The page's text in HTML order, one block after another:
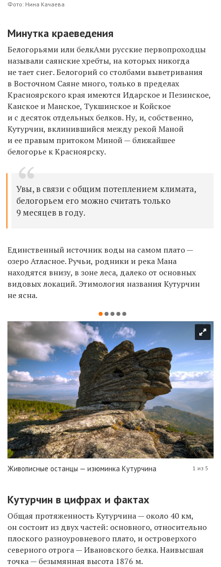
Фото: Нина Качаева
Минутка краеведения
Белогорьями или белкАми русские первопроходцы
называли саянские хребты, на которых никогда
не тает снег.Белогорий со столбами выветривания
в Восточном Саяне много, только в пределах
Красноярского края имеются Идарское и Пезинское,
Канское и Манское, Тукшинское иКойское
и с десяток отдельных белков. Ну, и, собственно,
Кутурчин, вклинившийся между рекой Маной
и ее правым притоком Миной — ближайшее
белогорье к Красноярску.
Увы, в связи с общим потеплением климата,
белогорьем его можно считать только
9 месяцев в году.
Единственный источник воды на самом плато —
озеро Атласное. Ручьи, родники и река Мана
находятся внизу, в зоне леса, далеко от основных
видовых локаций. Этимология названия Кутурчин
не ясна.
Живописные останцы — изюминка Кутурчина 1 из 5
Кутурчин в цифрах и фактах
Общая протяженность Кутурчина — около 40 км,
он состоит из двух частей: основного, относительно
плоского разноуровневого плато, и островерхого
северного отрога — Ивановского белка. Наивысшая
точка — безымянная высота 1876 м.